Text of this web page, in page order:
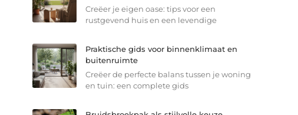
Creëer je eigen oase: tips voor een
rustgevend huis en een levendige
Praktische gids voor binnenklimaat en
buitenruimte
Creëer de perfecte balans tussen je woning
en tuin: een complete gids